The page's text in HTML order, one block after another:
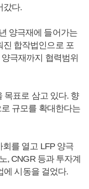
갔다.
양극재에 들어가는
진 합작법인으로 포
극재까지 협력범위
목표로 삼고 있다. 향
규모를 확대한다는
를 열고 LFP 양극
, CNGR 등과 투자계
에 시동을 걸었다.